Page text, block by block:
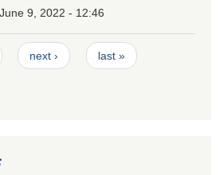
9, 2022 - 12:46
next › last »